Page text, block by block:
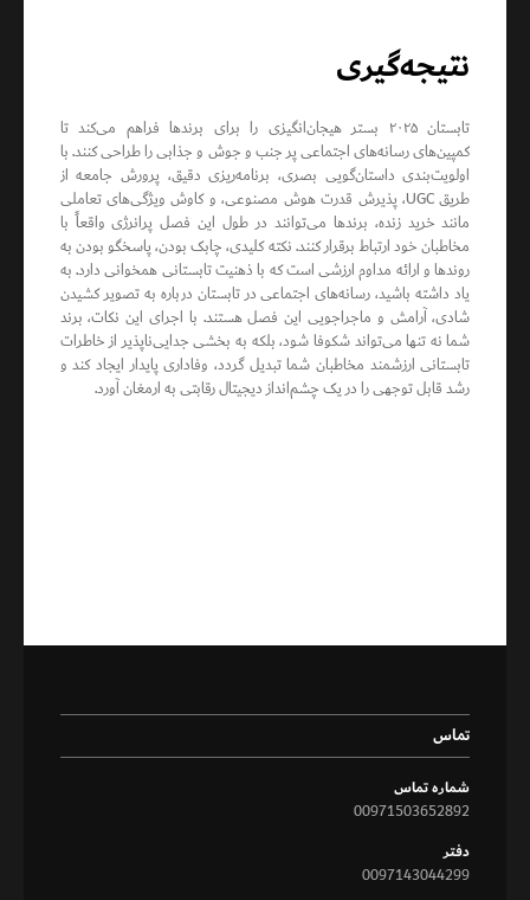
نتیجه‌گیری
تابستان ۲۰۲۵ بستر هیجان‌انگیزی را برای برندها فراهم می‌کند تا
کمپین‌های رسانه‌های اجتماعی پر جنب و جوش و جذابی را طراحی کنند. با
اولویت‌بندی داستان‌گویی بصری، برنامه‌ریزی دقیق، پرورش جامعه از
طریق UGC، پذیرش قدرت هوش مصنوعی، و کاوش ویژگی‌های تعاملی
مانند خرید زنده، برندها می‌توانند در طول این فصل پرانرژی واقعاً با
مخاطبان خود ارتباط برقرار کنند. نکته کلیدی، چابک بودن، پاسخگو بودن به
روندها و ارائه مداوم ارزشی است که با ذهنیت تابستانی همخوانی دارد. به
یاد داشته باشید، رسانه‌های اجتماعی در تابستان درباره به تصویر کشیدن
شادی، آرامش و ماجراجویی این فصل هستند. با اجرای این نکات، برند
شما نه تنها می‌تواند شکوفا شود، بلکه به بخشی جدایی‌ناپذیر از خاطرات
تابستانی ارزشمند مخاطبان شما تبدیل گردد، وفاداری پایدار ایجاد کند و
رشد قابل توجهی را در یک چشم‌انداز دیجیتال رقابتی به ارمغان آورد.
تماس
شماره تماس
00971503652892
دفتر
0097143044299